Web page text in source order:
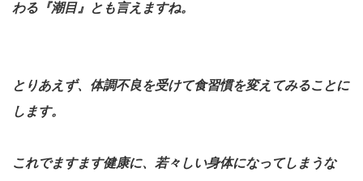
わる『潮目』とも言えますね。
とりあえず、体調不良を受けて食習慣を変えてみることに
します。
これでますます健康に、若々しい身体になってしまうな